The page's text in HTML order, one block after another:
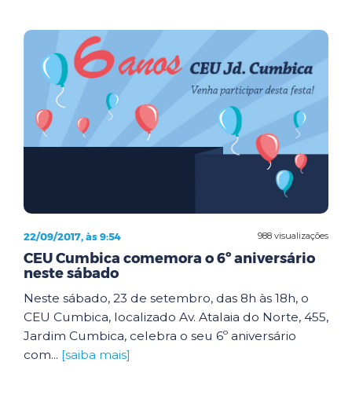
988 visualizações
22/09/2017, às 9:54
CEU Cumbica comemora o 6º aniversário
neste sábado
Neste sábado, 23 de setembro, das 8h às 18h, o
CEU Cumbica, localizado Av. Atalaia do Norte, 455,
Jardim Cumbica, celebra o seu 6º aniversário
com... [saiba mais]